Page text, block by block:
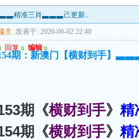
精准三肖▃▃▃己更新..
主 发表于: 2026-06-02 22:40
回复 u 编辑 u
期：新澳门【横财到手】
期《横财到手》 精
期《横财到手》 精